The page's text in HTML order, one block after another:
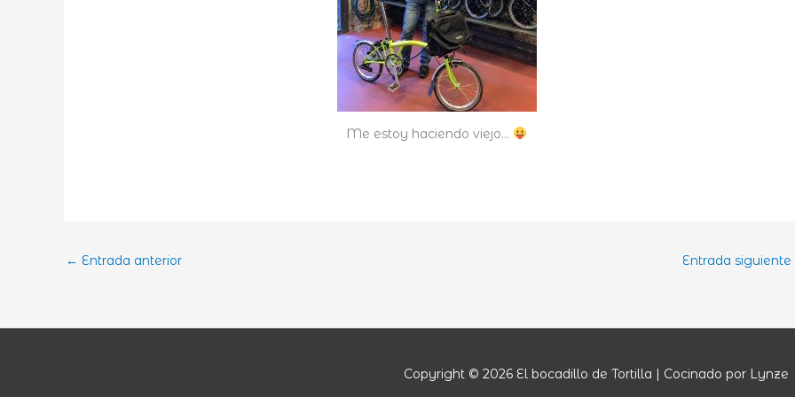
Me estoy haciendo viejo…
← Entrada anterior Entrada siguiente
Copyright © 2026 El bocadillo de Tortilla | Cocinado por Lynze